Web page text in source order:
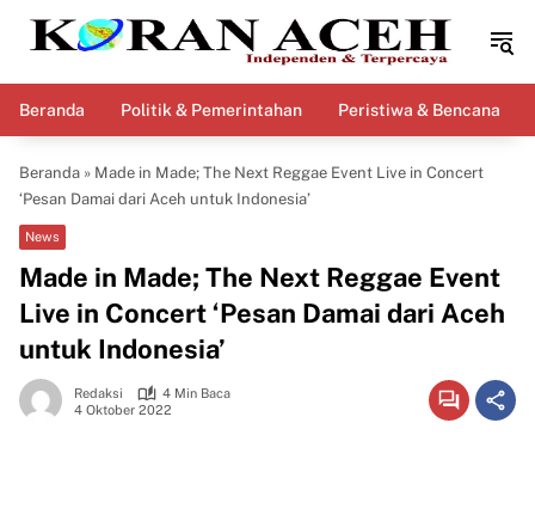
Beranda Politik & Pemerintahan Peristiwa & Bencana
Beranda » Made in Made; The Next Reggae Event Live in Concert
‘Pesan Damai dari Aceh untuk Indonesia’
News
Made in Made; The Next Reggae Event
Live in Concert ‘Pesan Damai dari Aceh
untuk Indonesia’
Redaksi
4 Min Baca
4 Oktober 2022